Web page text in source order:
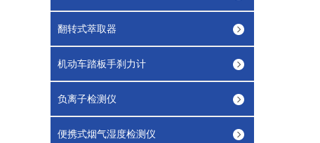
翻转式萃取器
机动车踏板手刹力计
负离子检测仪
便携式烟气湿度检测仪